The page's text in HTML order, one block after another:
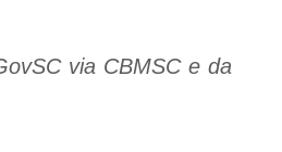
via CBMSC e da